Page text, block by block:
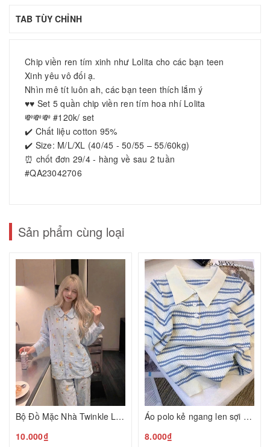
TAB TÙY CHỈNH
Chip viền ren tím xinh như Lolita cho các bạn teen
Xinh yêu vô đối ạ.
Nhìn mê tít luôn ah, các bạn teen thích lắm ý
♥️♥️ Set 5 quần chip viền ren tím hoa nhí Lolita
💸💸💸 #120k/ set
✔️ Chất liệu cotton 95%
✔️ Size: M/L/XL (40/45 - 50/55 – 55/60kg)
⏰ chốt đơn 29/4 - hàng về sau 2 tuần
#QA23042706
Sản phẩm cùng loại
Bộ Đồ Mặc Nhà Twinkle Little Star HQ26080840
10.000₫
Áo polo kẻ ngang len sợi C26080801
8.000₫